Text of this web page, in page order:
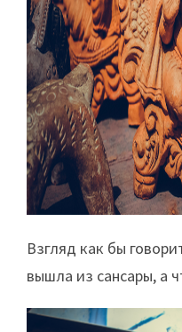
Взгляд как бы
вышла из сансары, а